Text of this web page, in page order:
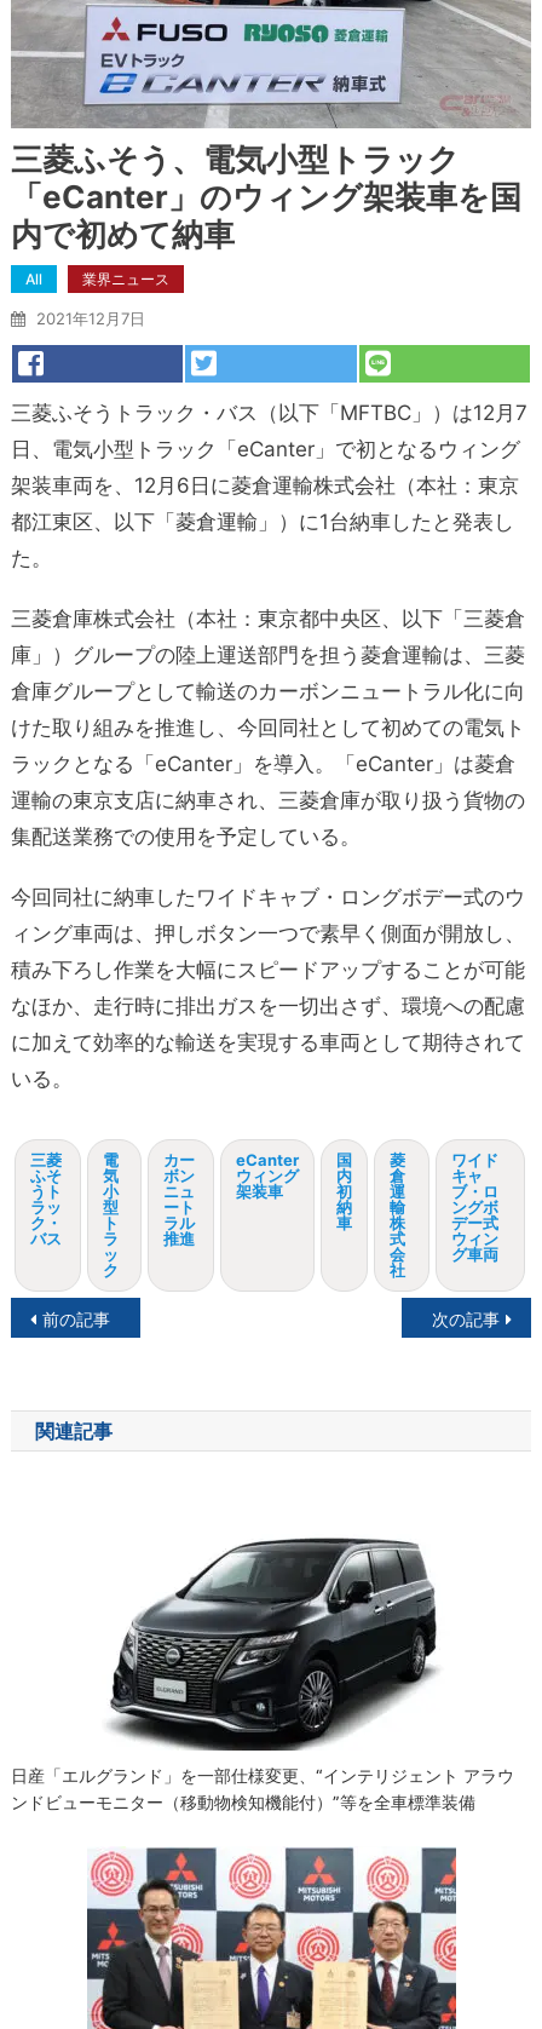
三菱ふそう、電気小型トラック
「eCanter」のウィング架装車を国
内で初めて納車
All 業界ニュース
2021年12月7日
三菱ふそうトラック・バス（以下「MFTBC」）は12月7
日、電気小型トラック「eCanter」で初となるウィング
架装車両を、12月6日に菱倉運輸株式会社（本社：東京
都江東区、以下「菱倉運輸」）に1台納車したと発表し
た。
三菱倉庫株式会社（本社：東京都中央区、以下「三菱倉
庫」）グループの陸上運送部門を担う菱倉運輸は、三菱
倉庫グループとして輸送のカーボンニュートラル化に向
けた取り組みを推進し、今回同社として初めての電気ト
ラックとなる「eCanter」を導入。「eCanter」は菱倉
運輸の東京支店に納車され、三菱倉庫が取り扱う貨物の
集配送業務での使用を予定している。
今回同社に納車したワイドキャブ・ロングボデー式のウ
ィング車両は、押しボタン一つで素早く側面が開放し、
積み下ろし作業を大幅にスピードアップすることが可能
なほか、走行時に排出ガスを一切出さず、環境への配慮
に加えて効率的な輸送を実現する車両として期待されて
いる。
三菱
ふそ
うト
ラッ
ク・
バス
電
気
小
型
ト
ラ
ッ
ク
カー
ボン
ニュ
ート
ラル
推進
eCanter
ウィング
架装車
国
内
初
納
車
菱
倉
運
輸
株
式
会
社
ワイド
キャ
ブ・ロ
ングボ
デー式
ウィン
グ車両
投
ナ
ビ
前の記事 次の記事
関連記事
日産「エルグランド」を一部仕様変更、“インテリジェント アラウ
ンドビューモニター（移動物検知機能付）”等を全車標準装備